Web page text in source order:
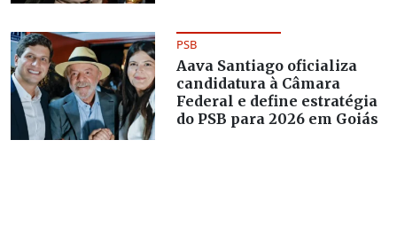
PSB
Aava Santiago oficializa
candidatura à Câmara
Federal e define estratégia
do PSB para 2026 em Goiás